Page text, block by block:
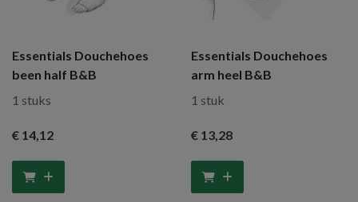
Essentials Douchehoes
been half B&B
1 stuks
€ 14,12
Essentials Douchehoes
arm heel B&B
1 stuk
€ 13,28